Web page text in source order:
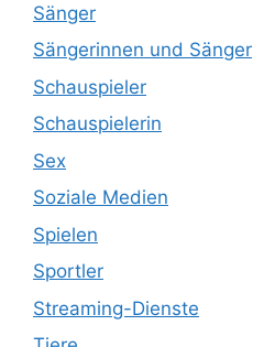
Sänger
Sängerinnen und Sänger
Schauspieler
Schauspielerin
Sex
Soziale Medien
Spielen
Sportler
Streaming-Dienste